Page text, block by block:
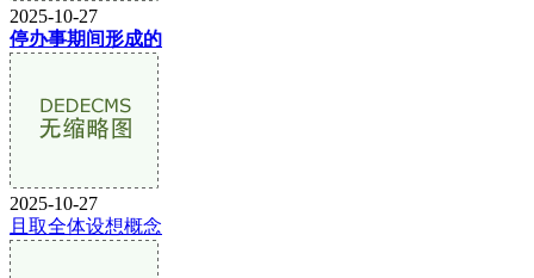
2025-10-27
停办事期间形成的
2025-10-27
且取全体设想概念